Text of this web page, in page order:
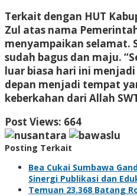
Terkait dengan HUT
Zul atas nama
menyampaikan selamat.
sudah bagus dan maju.
luar biasa hari ini
depan menjadi tempat
keberkahan dari Allah
Post Views: 664
Posting Terkait
Bea Cukai Sumbawa
Sinergi Publikasi dan
Temuan 23.368 Batang